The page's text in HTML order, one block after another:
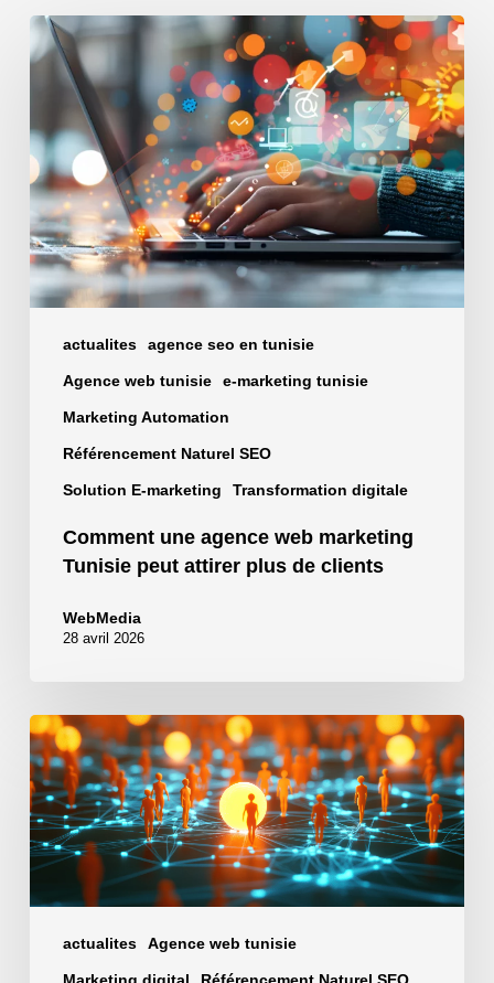
actualites agence seo en tunisie
Agence web tunisie e-marketing tunisie
Marketing Automation
Référencement Naturel SEO
Solution E-marketing Transformation digitale
Comment
une
agence
marketing
Tunisie
peut
attirer
plus
de
Comment une agence web marketing
Tunisie peut attirer plus de clients
WebMedia
28 avril 2026
actualites Agence web tunisie
Génération
de
lead
:
comment
attirer
des